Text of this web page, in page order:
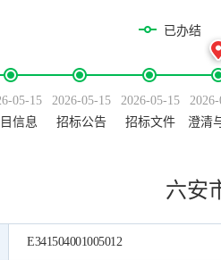
已办结
05-15
信息
2026-05-15
招标公告
2026-05-15
招标文件
澄清
六安
E341504001005012